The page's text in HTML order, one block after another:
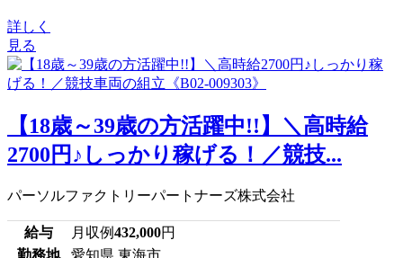
詳しく
見る
【18歳～39歳の方活躍中!!】＼高時給
2700円♪しっかり稼げる！／競技...
パーソルファクトリーパートナーズ株式会社
給与 月収例432,000円
勤務地
愛知県 東海市